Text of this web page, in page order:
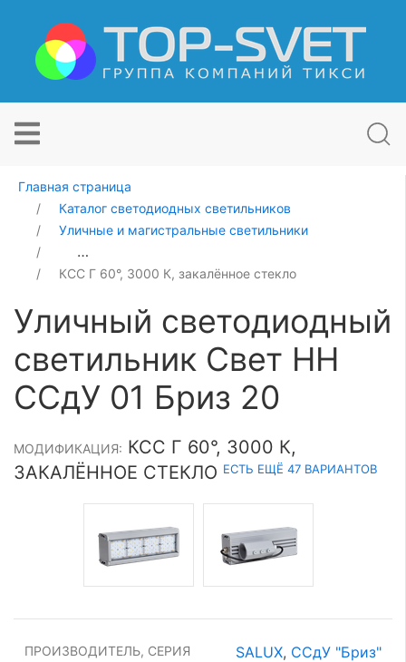
Главная страница
Каталог светодиодных светильников
Уличные и магистральные светильники
Уличный светодиодный светильник Свет НН ССдУ 01
КСС Г 60°, 3000 К, закалённое стекло
Уличный светодиодный
светильник Свет НН
ССдУ 01 Бриз 20
МОДИФИКАЦИЯ: КСС Г 60°, 3000 К,
ЗАКАЛЁННОЕ СТЕКЛО ЕСТЬ ЕЩЁ 47 ВАРИАНТОВ
ПРОИЗВОДИТЕЛЬ, СЕРИЯ SALUX, ССдУ "Бриз"